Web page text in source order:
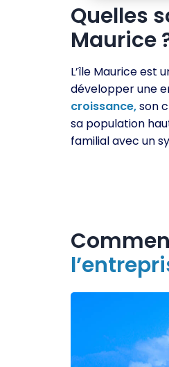
Quelles
Maurice
L’île Maurice est
développer une
croissance,son
sa population
familial avec un